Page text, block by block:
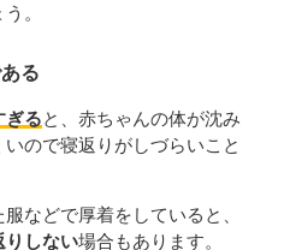
。
る
ぎると、赤ちゃんの体が沈み
ので寝返りがしづらいこと
などで厚着をしていると、
りしない場合もあります。